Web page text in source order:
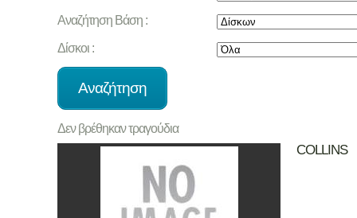
Αναζήτηση Βάση :
Δίσκοι :
Δεν βρέθηκαν τραγούδια
COLLINS